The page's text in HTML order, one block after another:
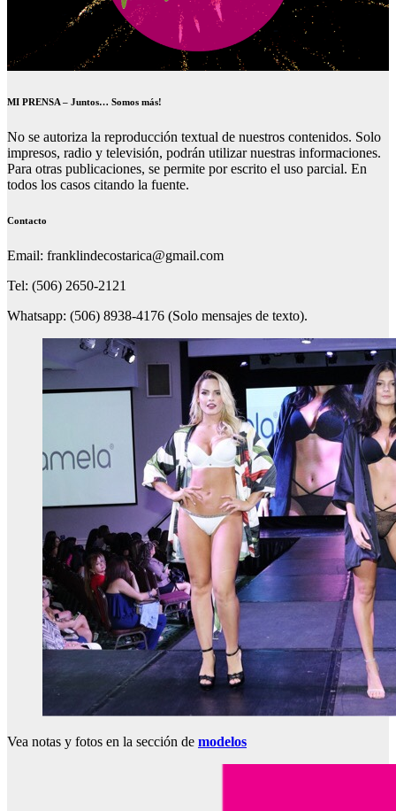
MI PRENSA – Juntos… Somos más!
No se autoriza la reproducción textual de nuestros contenidos. Solo
impresos, radio y televisión, podrán utilizar nuestras informaciones.
Para otras publicaciones, se permite por escrito el uso parcial. En
todos los casos citando la fuente.
Contacto
Email: franklindecostarica@gmail.com
Tel: (506) 2650-2121
Whatsapp: (506) 8938-4176 (Solo mensajes de texto).
Vea notas y fotos en la sección de modelos